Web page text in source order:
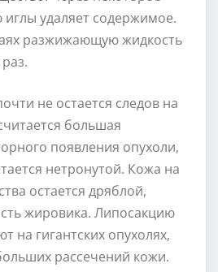
удаляет содержимое.
разжижающую жидкость
не остается следов на
большая
появления опухоли,
нетронутой. Кожа на
остается дряблой,
жировика. Липосакцию
на гигантских опухолях,
рассечений кожи.